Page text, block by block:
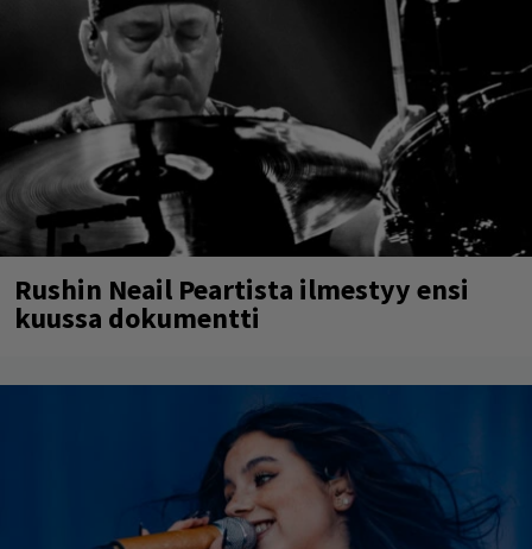
Rushin Neail Peartista ilmestyy ensi
kuussa dokumentti